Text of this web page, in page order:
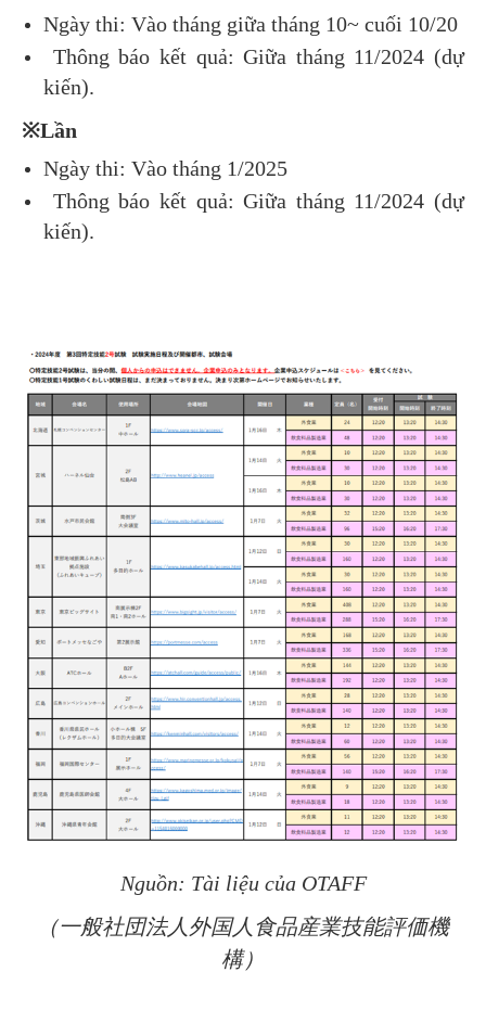
Ngày thi: Vào tháng giữa tháng 10~ cuối 10/20
Thông báo kết quả: Giữa tháng 11/2024 (dự
kiến).
※Lần
Ngày thi: Vào tháng 1/2025
Thông báo kết quả: Giữa tháng 11/2024 (dự
kiến).
Nguồn: Tài liệu của OTAFF
（一般社団法人外国人食品産業技能評価機
構）